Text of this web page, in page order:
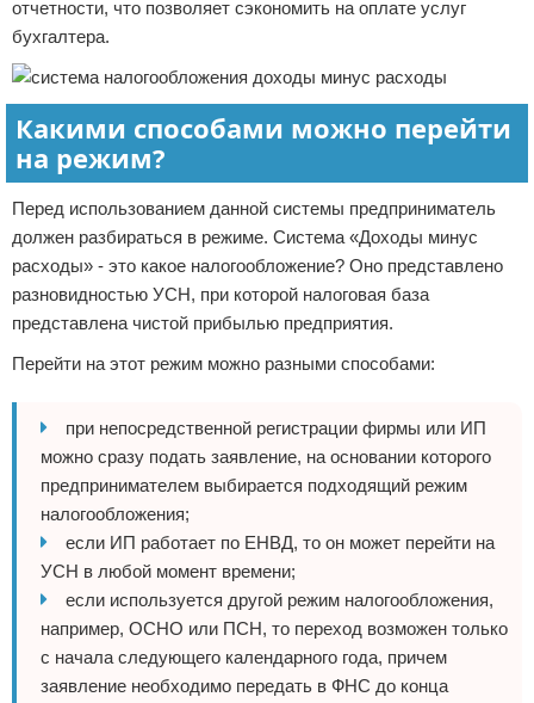
отчетности, что позволяет сэкономить на оплате услуг
бухгалтера.
Какими способами можно перейти
на режим?
Перед использованием данной системы предприниматель
должен разбираться в режиме. Система «Доходы минус
расходы» - это какое налогообложение? Оно представлено
разновидностью УСН, при которой налоговая база
представлена чистой прибылью предприятия.
Перейти на этот режим можно разными способами:
при непосредственной регистрации фирмы или ИП
можно сразу подать заявление, на основании которого
предпринимателем выбирается подходящий режим
налогообложения;
если ИП работает по ЕНВД, то он может перейти на
УСН в любой момент времени;
если используется другой режим налогообложения,
например, ОСНО или ПСН, то переход возможен только
с начала следующего календарного года, причем
заявление необходимо передать в ФНС до конца